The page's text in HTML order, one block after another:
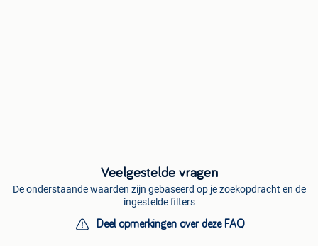
Veelgestelde vragen
De onderstaande waarden zijn gebaseerd op je zoekopdracht en de
ingestelde filters
Deel opmerkingen over deze FAQ